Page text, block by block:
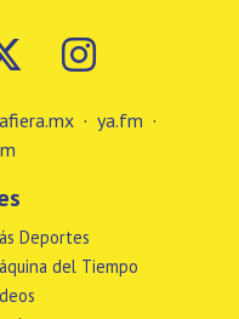
· ya.fm ·
Deportes
del Tiempo